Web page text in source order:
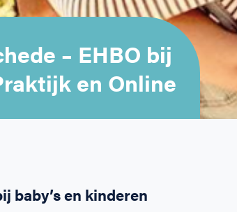
– EHBO bij
en Online
baby’s en kinderen